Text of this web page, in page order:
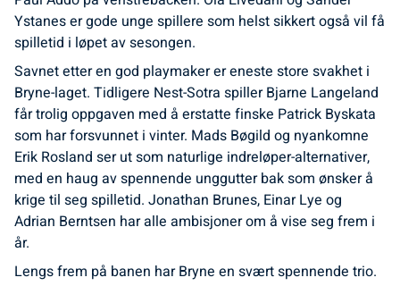
Ystanes er gode unge spillere som helst sikkert også vil få
spilletid i løpet av sesongen.
Savnet etter en god playmaker er eneste store svakhet i
Bryne-laget. Tidligere Nest-Sotra spiller Bjarne Langeland
får trolig oppgaven med å erstatte finske Patrick Byskata
som har forsvunnet i vinter. Mads Bøgild og nyankomne
Erik Rosland ser ut som naturlige indreløper-alternativer,
med en haug av spennende unggutter bak som ønsker å
krige til seg spilletid. Jonathan Brunes, Einar Lye og
Adrian Berntsen har alle ambisjoner om å vise seg frem i
år.
Lengs frem på banen har Bryne en svært spennende trio.